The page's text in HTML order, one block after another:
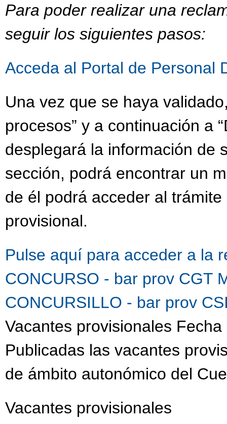
Para poder realizar una
seguir los siguientes pasos:
Acceda al Portal de Personal
Una vez que se haya
procesos” y a continuación a
desplegará la información de
sección, podrá encontrar un
de él podrá acceder al
provisional.
Pulse aquí para acceder a la
CONCURSO - bar prov CGT
CONCURSILLO - bar prov
Vacantes provisionales
Publicadas las vacantes
de ámbito autonómico del
Vacantes provisionales